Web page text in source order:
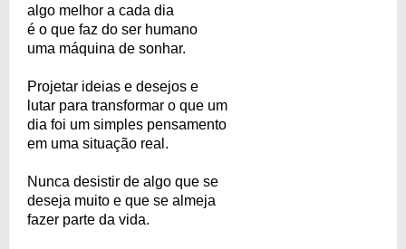
algo melhor a cada dia
é o que faz do ser humano
uma máquina de sonhar.
Projetar ideias e desejos e
lutar para transformar o que um
dia foi um simples pensamento
em uma situação real.
Nunca desistir de algo que se
deseja muito e que se almeja
fazer parte da vida.